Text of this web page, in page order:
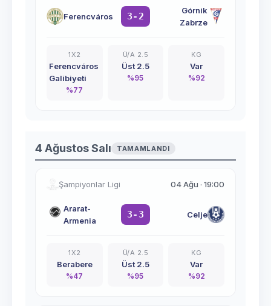
Ferencváros 3-2
Górnik
Zabrze
1X2
Ferencváros
Galibiyeti
%77
Ü/A 2.5
Üst 2.5
%95
KG
Var
%92
4 Ağustos Salı TAMAMLANDI
Şampiyonlar Ligi 04 Ağu · 19:00
Ararat-
Armenia
3-3 Celje
1X2
Berabere
%47
Ü/A 2.5
Üst 2.5
%95
KG
Var
%92